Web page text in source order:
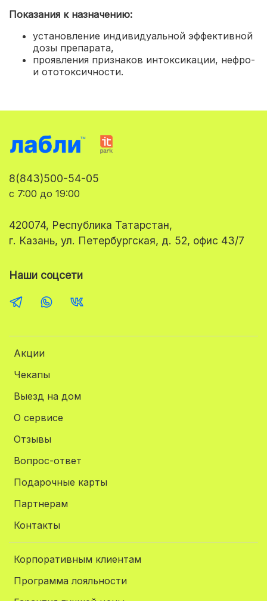
Показания к назначению:
установление индивидуальной эффективной
дозы препарата,
проявления признаков интоксикации, нефро-
и ототоксичности.
Акции
Чекапы
Выезд на дом
О сервисе
Отзывы
Вопрос-ответ
Подарочные карты
Партнерам
Контакты
Корпоративным клиентам
Программа лояльности
8(843)500-54-05
с 7:00 до 19:00
420074, Республика Татарстан,
г. Казань, ул. Петербургская, д. 52, офис 43/7
Наши соцсети